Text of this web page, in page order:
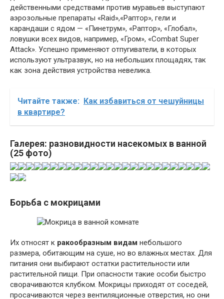
действенными средствами против муравьев выступают
аэрозольные препараты «Raid»,«Раптор», гели и
карандаши с ядом — «Пинетрум», «Раптор», «Глобал»,
ловушки всех видов, например, «Гром», «Combat Super
Attack». Успешно применяют отпугиватели, в которых
используют ультразвук, но на небольших площадях, так
как зона действия устройства невелика.
Читайте также:
Как избавиться от чешуйницы
в квартире?
Галерея: разновидности насекомых в ванной
(25 фото)
Борьба с мокрицами
Их относят к ракообразным видам небольшого
размера, обитающим на суше, но во влажных местах. Для
питания они выбирают остатки растительности или
растительной пищи. При опасности такие особи быстро
сворачиваются клубком. Мокрицы приходят от соседей,
просачиваются через вентиляционные отверстия, но они